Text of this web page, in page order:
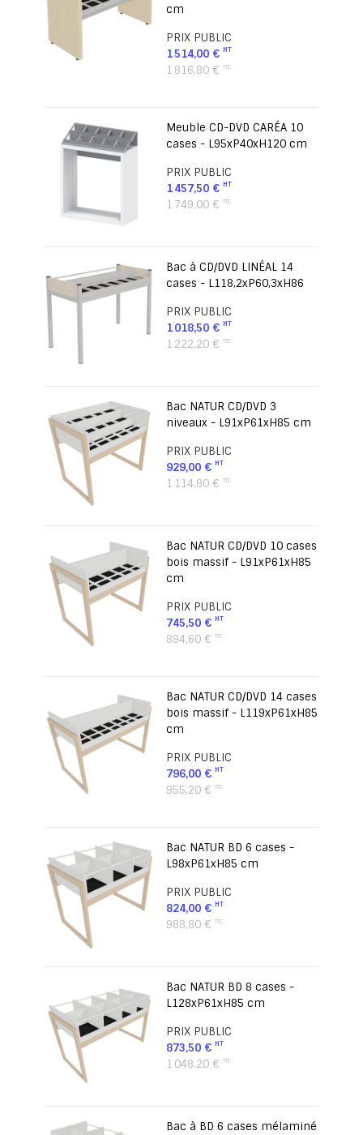
cm
PRIX PUBLIC
1 514,00 €
1 816,80 €
Meuble CD-DVD CARÉA 10
cases - L95xP40xH120 cm
PRIX PUBLIC
1 457,50 €
1 749,00 €
Bac à CD/DVD LINÉAL 14
cases - L118,2xP60,3xH86
PRIX PUBLIC
1 018,50 €
1 222,20 €
Bac NATUR CD/DVD 3
niveaux - L91xP61xH85 cm
PRIX PUBLIC
929,00 €
1 114,80 €
Bac NATUR CD/DVD 10 cases
bois massif - L91xP61xH85
cm
PRIX PUBLIC
745,50 €
894,60 €
Bac NATUR CD/DVD 14 cases
bois massif - L119xP61xH85
cm
PRIX PUBLIC
796,00 €
955,20 €
Bac NATUR BD 6 cases -
L98xP61xH85 cm
PRIX PUBLIC
824,00 €
988,80 €
Bac NATUR BD 8 cases -
L128xP61xH85 cm
PRIX PUBLIC
873,50 €
1 048,20 €
Bac à BD 6 cases mélaminé